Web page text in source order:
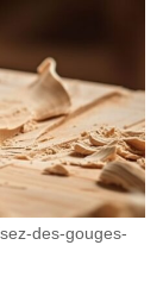
des-gouges-